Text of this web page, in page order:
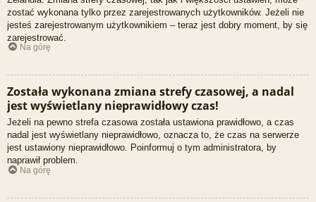
zostać wykonana tylko przez zarejestrowanych użytkowników. Jeżeli nie
jesteś zarejestrowanym użytkownikiem – teraz jest dobry moment, by się
zarejestrować.
Na górę
Została wykonana zmiana strefy czasowej, a nadal
jest wyświetlany nieprawidłowy czas!
Jeżeli na pewno strefa czasowa została ustawiona prawidłowo, a czas
nadal jest wyświetlany nieprawidłowo, oznacza to, że czas na serwerze
jest ustawiony nieprawidłowo. Poinformuj o tym administratora, by
naprawił problem.
Na górę